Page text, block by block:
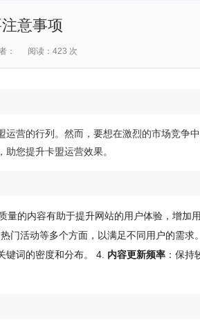
意事项
： 阅读：423 次
营的行列。然而，要想在激烈的市场竞争
您提升卡盟运营效果。
量的内容有助于提升网站的用户体验，增加
门活动等多个方面，以满足不同用户的需求
键词的密度和分布。 4. 内容更新频率 ：保持